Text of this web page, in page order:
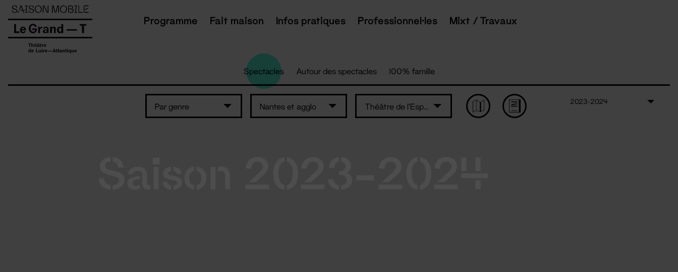
Programme Fait maison Infos pratiques Professionnel·les Mixt / Travaux
Spectacles Autour des spectacles 100% famille
Par genre Nantes et agglo Théâtre de l'Espace de Retz
2023-2024
Panneau de gestion des cookies